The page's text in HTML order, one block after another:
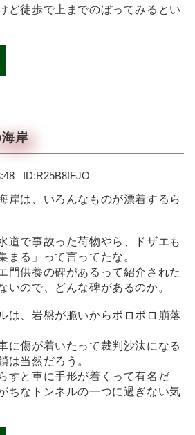
ど徒歩で上までのぼってみるとい
岸
R25B8fFJO
岸は、いろんなものが漂着するら
道で事故った荷物やら、ドザエも
まる」って言ってたな。
門供養の碑があるって紹介された
いので、どんな碑があるのか。
は、岩盤が脆いからボロボロ崩落
に傷が着いたって裁判沙汰になる
は当然だろう。
すと車に手形が着くって有名だ
ちなトンネルの一つに過ぎない気